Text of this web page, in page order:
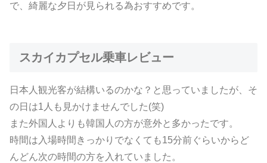
で、綺麗な夕日が見られる為おすすめです。
スカイカプセル乗車レビュー
日本人観光客が結構いるのかな？と思っていましたが、そ
の日は1人も見かけませんでした(笑)
また外国人よりも韓国人の方が意外と多かったです。
時間は入場時間きっかりでなくても15分前ぐらいからど
んどん次の時間の方を入れていました。